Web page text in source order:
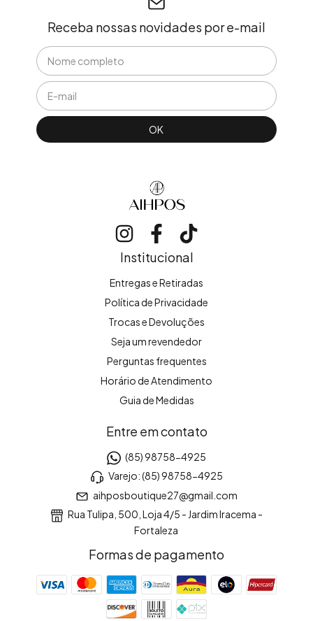
Receba nossas novidades por e-mail
Institucional
Entregas e Retiradas
Política de Privacidade
Trocas e Devoluções
Seja um revendedor
Perguntas frequentes
Horário de Atendimento
Guia de Medidas
Entre em contato
(85) 98758-4925
Varejo: (85) 98758-4925
aihposboutique27@gmail.com
Rua Tulipa, 500, Loja 4/5 - Jardim Iracema -
Fortaleza
Formas de pagamento